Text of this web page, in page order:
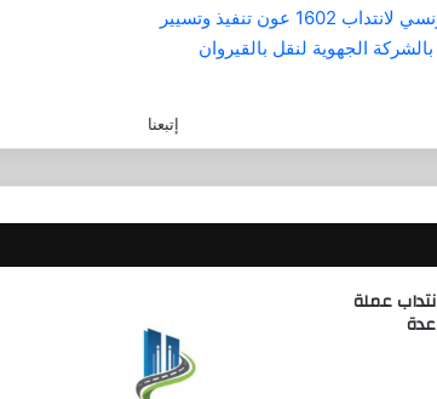
عون تنفيذ وتسيير
الجهوية لنقل بالقيروان
إتبعنا
في تونس 2026: انتداب عملة